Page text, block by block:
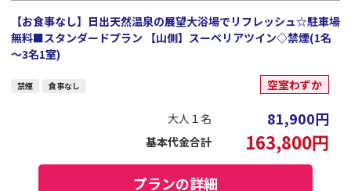
【お食事なし】日出天然温泉の展望大浴場でリフレッシュ☆駐車場
無料■スタンダードプラン 【山側】スーペリアツイン◇禁煙(1名
～3名1室)
禁煙 食事なし 空室わずか
大人１名 81,900円
基本代金合計 163,800円
プランの詳細